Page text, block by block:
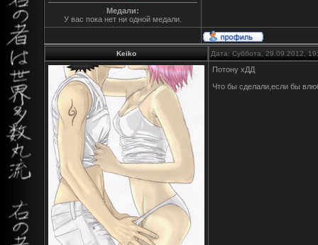
Медали:
У вас пока нет ни одной медали.
Keiko Дата: Суббота, 29.09.2012,
Потону хДД
Что бы сделали,если бы